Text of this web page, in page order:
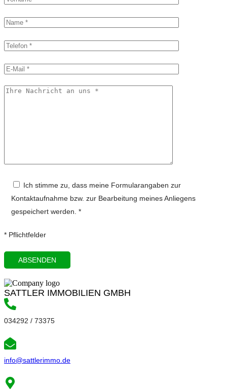
Ich stimme zu, dass meine Formularangaben zur
Kontaktaufnahme bzw. zur Bearbeitung meines Anliegens
gespeichert werden. *
* Pflichtfelder
SATTLER IMMOBILIEN GMBH
034292 / 73375
info@sattlerimmo.de